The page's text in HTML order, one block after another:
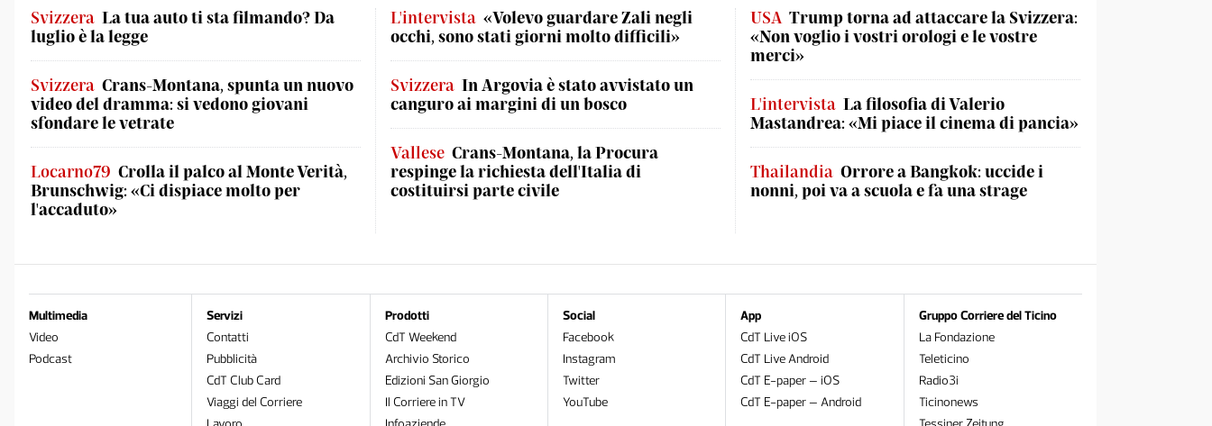
Svizzera La tua auto ti sta filmando? Da
luglio è la legge
Svizzera Crans-Montana, spunta un nuovo
video del dramma: si vedono giovani
sfondare le vetrate
Locarno79 Crolla il palco al Monte Verità,
Brunschwig: «Ci dispiace molto per
l'accaduto»
L'intervista «Volevo guardare Zali negli
occhi, sono stati giorni molto difficili»
Svizzera In Argovia è stato avvistato un
canguro ai margini di un bosco
Vallese Crans-Montana, la Procura
respinge la richiesta dell'Italia di
costituirsi parte civile
USA Trump torna ad attaccare la Svizzera:
«Non voglio i vostri orologi e le vostre
merci»
L'intervista La filosofia di Valerio
Mastandrea: «Mi piace il cinema di pancia»
Thailandia Orrore a Bangkok: uccide i
nonni, poi va a scuola e fa una strage
Multimedia
Video
Podcast
Servizi
Contatti
Pubblicità
CdT Club Card
Viaggi del Corriere
Prodotti
CdT Weekend
Archivio Storico
Edizioni San Giorgio
Il Corriere in TV
Social
Facebook
Instagram
Twitter
YouTube
App
CdT Live iOS
CdT Live Android
CdT E-paper – iOS
CdT E-paper – Android
Gruppo Corriere del Ticino
La Fondazione
Teleticino
Radio3i
Ticinonews